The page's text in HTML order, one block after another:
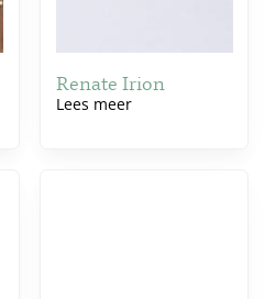
Renate Irion
Lees meer